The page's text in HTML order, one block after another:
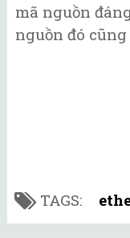
mã nguồn
nguồn đó
TAGS: